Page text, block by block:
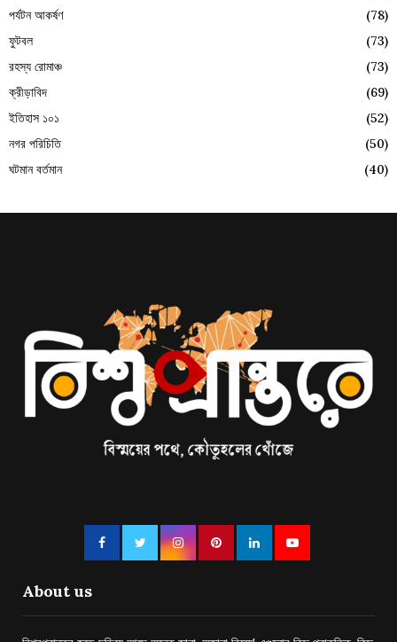
পর্যটন আকর্ষণ
(78)
ফুটবল
(73)
রহস্য রোমাঞ্চ
(73)
ক্রীড়াবিদ
(69)
ইতিহাস ১০১
(52)
নগর পরিচিতি
(50)
ঘটমান বর্তমান
(40)
About us